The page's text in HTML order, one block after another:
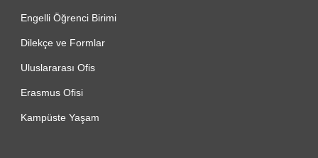
Engelli Öğrenci Birimi
Dilekçe ve Formlar
Uluslararası Ofis
Erasmus Ofisi
Kampüste Yaşam